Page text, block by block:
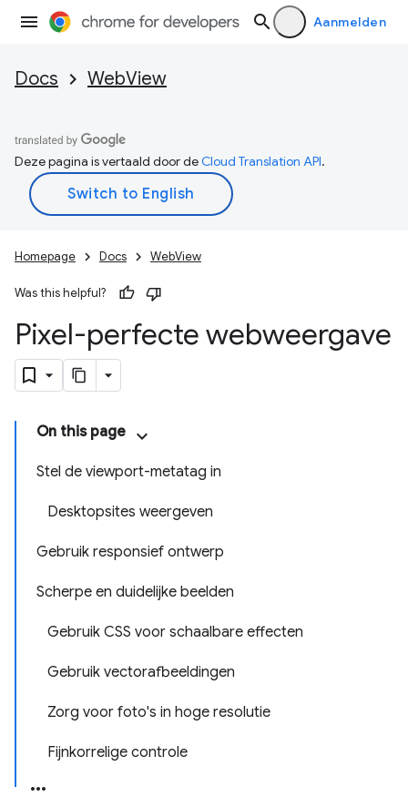
Aanmelden
Docs WebView
Deze pagina is vertaald door deCloud Translation API.
Homepage Docs WebView
Was this helpful?
Pixel-perfecte webweergave
On this page
Stel de viewport-metatag in
Desktopsites weergeven
Gebruik responsief ontwerp
Scherpe en duidelijke beelden
Gebruik CSS voor schaalbare effecten
Gebruik vectorafbeeldingen
Zorg voor foto's in hoge resolutie
Fijnkorrelige controle